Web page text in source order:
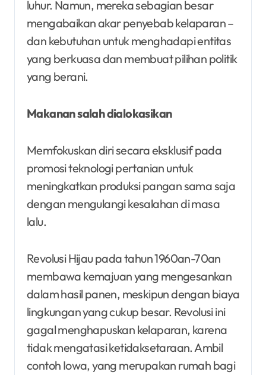
luhur. Namun, mereka sebagian besar
mengabaikan akar penyebab kelaparan –
dan kebutuhan untuk menghadapi entitas
yang berkuasa dan membuat pilihan politik
yang berani.
Makanan salah dialokasikan
Memfokuskan diri secara eksklusif pada
promosi teknologi pertanian untuk
meningkatkan produksi pangan sama saja
dengan mengulangi kesalahan di masa
lalu.
Revolusi Hijau pada tahun 1960an-70an
membawa kemajuan yang mengesankan
dalam hasil panen, meskipun dengan biaya
lingkungan yang cukup besar. Revolusi ini
gagal menghapuskan kelaparan, karena
tidak mengatasi ketidaksetaraan. Ambil
contoh Iowa, yang merupakan rumah bagi